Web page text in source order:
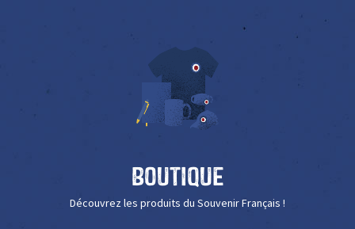
Boutique
Découvrez les produits du Souvenir Français !